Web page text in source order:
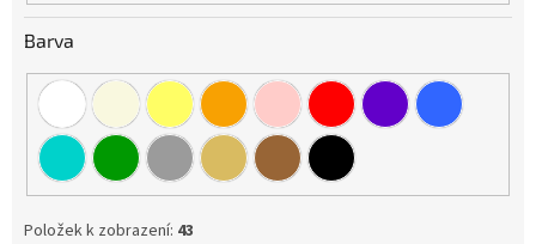
Barva
Položek k zobrazení: 43